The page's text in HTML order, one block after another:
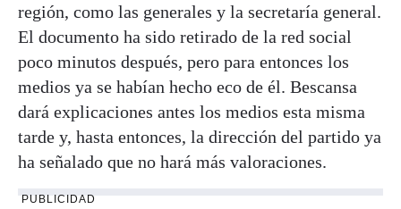
región, como las generales y la secretaría general.
El documento ha sido retirado de la red social
poco minutos después, pero para entonces los
medios ya se habían hecho eco de él. Bescansa
dará explicaciones antes los medios esta misma
tarde y, hasta entonces, la dirección del partido ya
ha señalado que no hará más valoraciones.
PUBLICIDAD